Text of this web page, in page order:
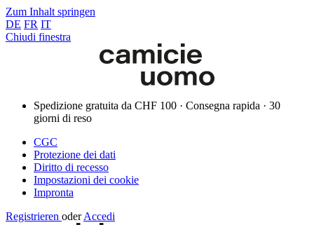
Zum Inhalt springen
DE FR IT
Chiudi finestra
Spedizione gratuita da CHF 100 · Consegna rapida · 30
giorni di reso
CGC
Protezione dei dati
Diritto di recesso
Impostazioni dei cookie
Impronta
Registrieren oder Accedi